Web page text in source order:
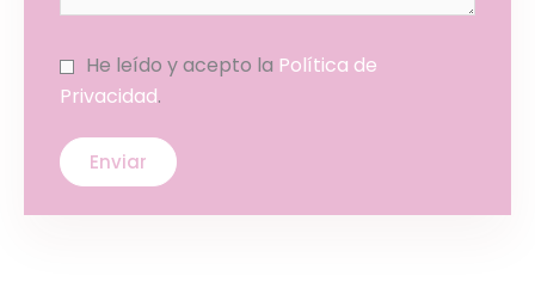
He leído y acepto la Política de
Privacidad.